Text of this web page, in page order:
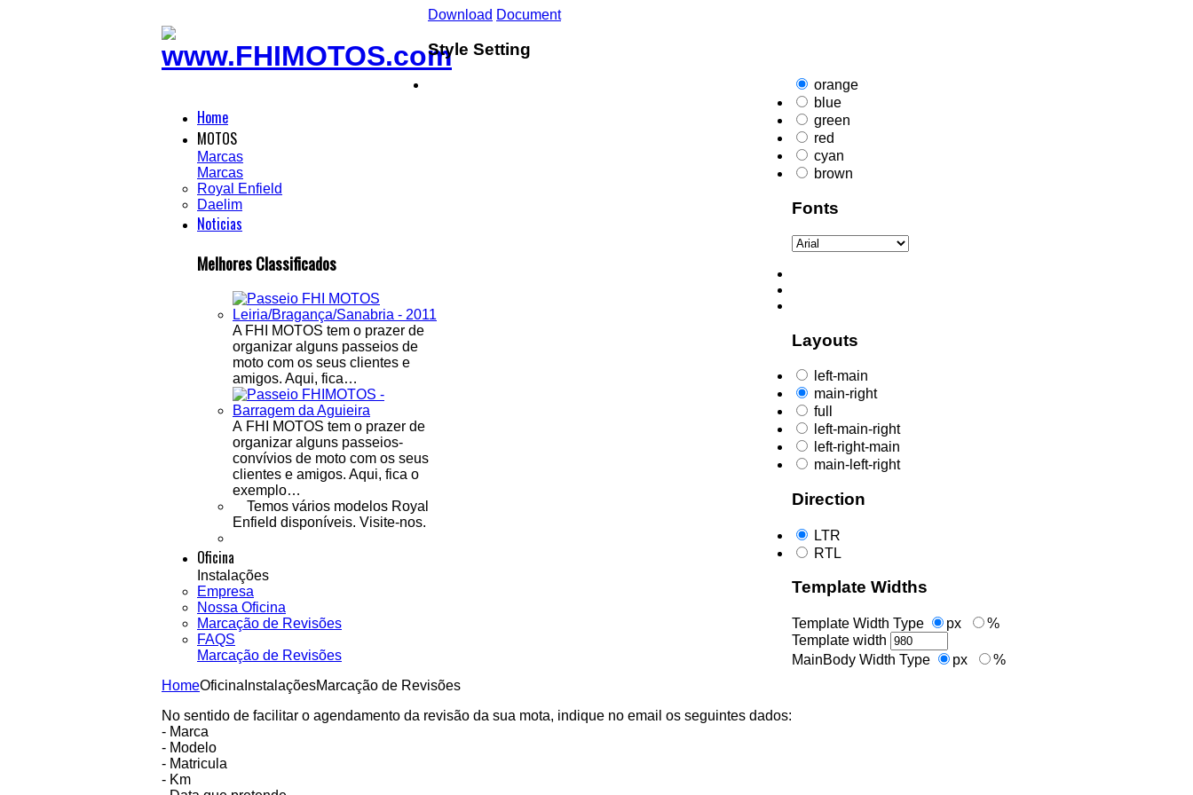
Home
MOTOS
Marcas
Marcas
Royal Enfield
Daelim
Noticias
Melhores Classificados
A FHI MOTOS tem o prazer de
organizar alguns passeios de
moto com os seus clientes e
amigos. Aqui, fica…
A FHI MOTOS tem o prazer de
organizar alguns passeios-
convívios de moto com os seus
clientes e amigos. Aqui, fica o
exemplo…
Temos vários modelos Royal
Enfield disponíveis. Visite-nos.
Oficina
Instalações
Empresa
Nossa Oficina
Marcação de Revisões
FAQS
Marcação de Revisões
HomeOficina InstalaçõesMarcação de Revisões
No sentido de facilitar o agendamento da revisão da sua mota, indique no email os seguintes dados:
- Marca
- Modelo
- Matricula
- Km
Download Document
Style Setting
orange
blue
green
red
cyan
brown
Fonts
Layouts
left-main
main-right
full
left-main-right
left-right-main
main-left-right
Direction
LTR
RTL
Template Widths
Template Width Type px
%
Template width
MainBody Width Type
px %